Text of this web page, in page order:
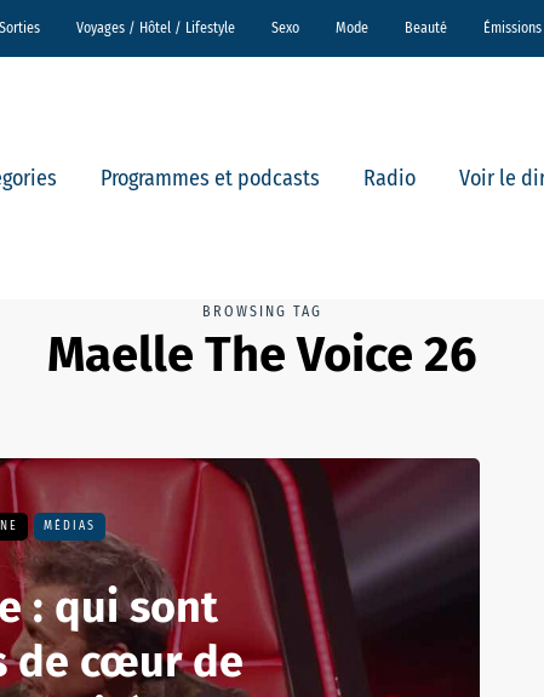
Sorties Voyages / Hôtel / Lifestyle Sexo Mode Beauté Émissions
Programmes et podcasts Radio Voir le
BROWSING TAG
Maelle The Voice 26
MÉDIAS
: qui sont
de cœur de